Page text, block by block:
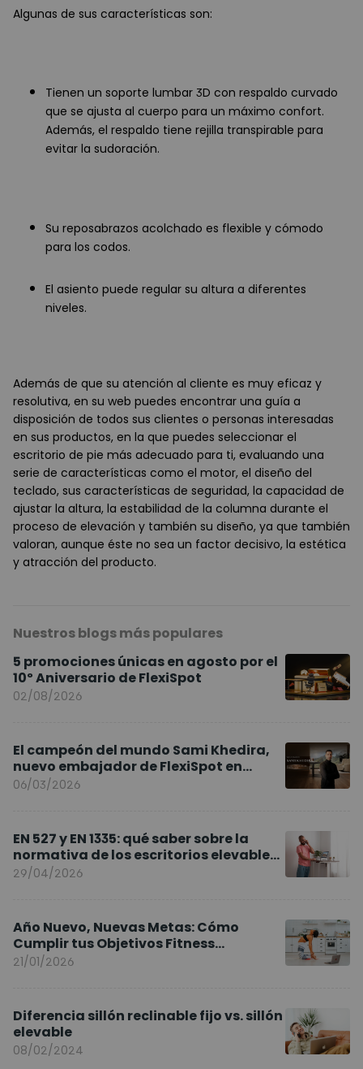
Algunas de sus características son:
Tienen un soporte lumbar 3D con respaldo curvado
que se ajusta al cuerpo para un máximo confort.
Además, el respaldo tiene rejilla transpirable para
evitar la sudoración.
Su reposabrazos acolchado es flexible y cómodo
para los codos.
El asiento puede regular su altura a diferentes
niveles.
Además de que su atención al cliente es muy eficaz y
resolutiva, en su web puedes encontrar una guía a
disposición de todos sus clientes o personas interesadas
en sus productos, en la que puedes seleccionar el
escritorio de pie más adecuado para ti, evaluando una
serie de características como el motor, el diseño del
teclado, sus características de seguridad, la capacidad de
ajustar la altura, la estabilidad de la columna durante el
proceso de elevación y también su diseño, ya que también
valoran, aunque éste no sea un factor decisivo, la estética
y atracción del producto.
Nuestros blogs más populares
5 promociones únicas en agosto por el
10º Aniversario de FlexiSpot
02/08/2026
El campeón del mundo Sami Khedira,
nuevo embajador de FlexiSpot en
Europa
06/03/2026
EN 527 y EN 1335: qué saber sobre la
normativa de los escritorios elevables
y sillas ergonómicas
29/04/2026
Año Nuevo, Nuevas Metas: Cómo
Cumplir tus Objetivos Fitness
Entrenando en Casa
21/01/2026
Diferencia sillón reclinable fijo vs. sillón
elevable
08/02/2024